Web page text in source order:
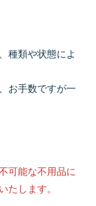
種類や状態によ
お手数ですが一
可能な不用品に
たします。